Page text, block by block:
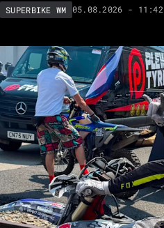
SUPERBIKE WM 05.08.2026 - 11:42